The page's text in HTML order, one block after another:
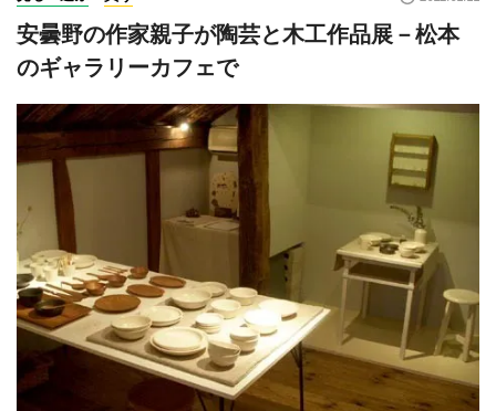
安曇野の作家親子が陶芸と木工作品展－松本
のギャラリーカフェで